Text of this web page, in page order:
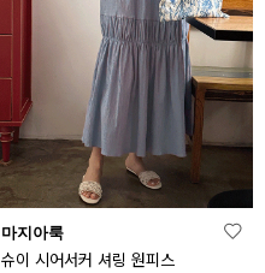
마지아룩
슈이 시어서커 셔링 원피스